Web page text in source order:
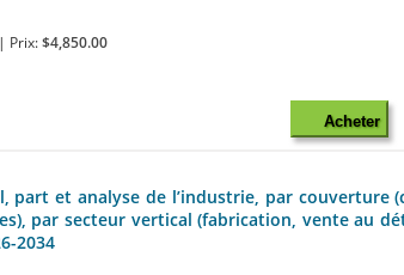
| Prix:$4,850.00
Acheter
part et analyse de l’industrie, par
par secteur vertical (fabrication, vente
2034